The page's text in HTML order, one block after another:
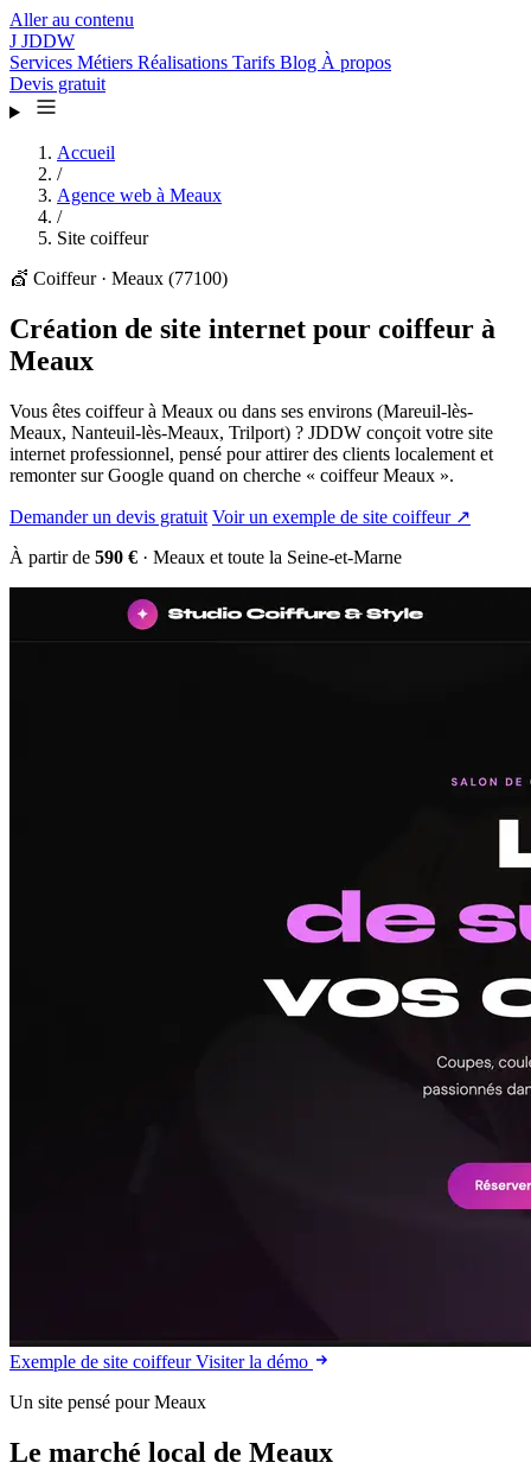
Aller au contenu
J JDDW
Services Métiers Réalisations Tarifs Blog À propos
Devis gratuit
Accueil
/
Agence web à Meaux
/
Site coiffeur
💇 Coiffeur · Meaux (77100)
Création de site internet pour coiffeur à
Meaux
Vous êtes coiffeur à Meaux ou dans ses environs (Mareuil-lès-
Meaux, Nanteuil-lès-Meaux, Trilport) ? JDDW conçoit votre site
internet professionnel, pensé pour attirer des clients localement et
remonter sur Google quand on cherche « coiffeur Meaux ».
Demander un devis gratuit Voir un exemple de site coiffeur ↗
À partir de 590 € · Meaux et toute la Seine-et-Marne
Exemple de site coiffeur Visiter la démo
Un site pensé pour Meaux
Le marché local de Meaux